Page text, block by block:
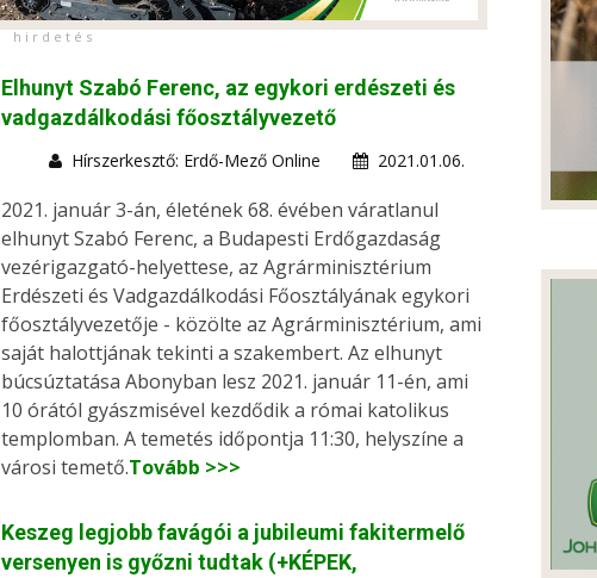
h i r d e t é s
Elhunyt Szabó Ferenc, az egykori erdészeti és
vadgazdálkodási főosztályvezető
Hírszerkesztő: Erdő-Mező Online 2021.01.06.
2021. január 3-án, életének 68. évében váratlanul
elhunyt Szabó Ferenc, a Budapesti Erdőgazdaság
vezérigazgató-helyettese, az Agrárminisztérium
Erdészeti és Vadgazdálkodási Főosztályának egykori
főosztályvezetője - közölte az Agrárminisztérium, ami
saját halottjának tekinti a szakembert. Az elhunyt
búcsúztatása Abonyban lesz 2021. január 11-én, ami
10 órától gyászmisével kezdődik a római katolikus
templomban. A temetés időpontja 11:30, helyszíne a
városi temető.Tovább >>>
Keszeg legjobb favágói a jubileumi fakitermelő
versenyen is győzni tudtak (+KÉPEK,